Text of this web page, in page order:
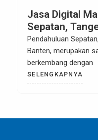
Jasa Digital
Sepatan,
untuk
Properti
Pendahuluan
Banten, merupakan
berkembang dengan
SELENGKAPNYA